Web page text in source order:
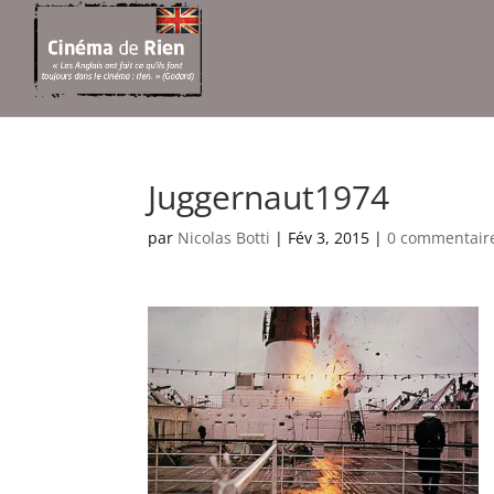
Juggernaut1974
par Nicolas Botti | Fév 3, 2015 |0